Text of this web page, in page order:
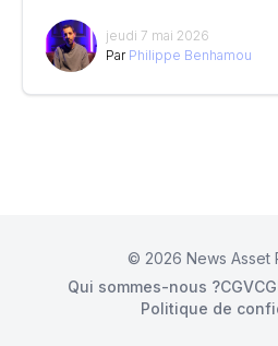
jeudi 7 mai 2026
Par Philippe Benhamou
© 2026 News Asset
Qui sommes-nous ?CGV
Politique de